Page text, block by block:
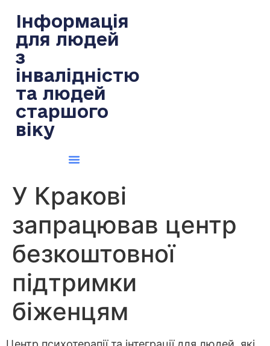
Інформація
для людей
з
інвалідністю
та людей
старшого
віку
У Кракові
запрацював центр
безкоштовної
підтримки
біженцям